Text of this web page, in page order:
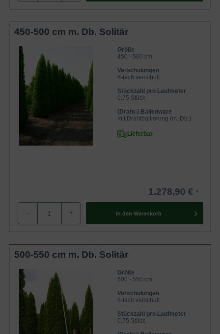
450-500 cm m. Db. Solitär
Größe
450 - 500 cm
Verschulungen
6-fach verschult
Stückzahl pro Laufmeter
0,75 Stück
(Draht-) Ballenware
mit Drahtballierung (m. Db.)
Lieferbar
1.278,90 €
- + In den Warenkorb
500-550 cm m. Db. Solitär
Größe
500 - 550 cm
Verschulungen
6-fach verschult
Stückzahl pro Laufmeter
0,75 Stück